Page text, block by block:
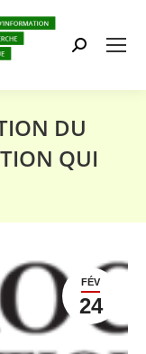
Search:
DU
QUI
FÉV
24